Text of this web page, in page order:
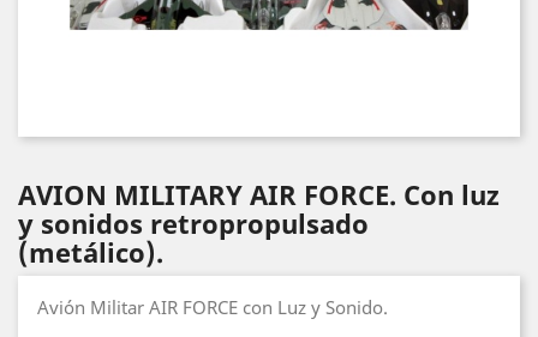
AVION MILITARY AIR FORCE. Con luz
y sonidos retropropulsado
(metálico).
Avión Militar AIR FORCE con Luz y Sonido.